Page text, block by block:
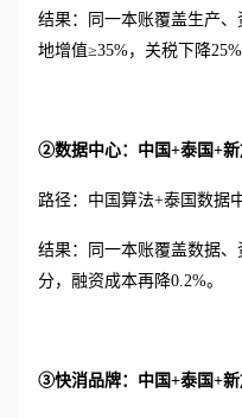
结果：同一本账覆盖生产
地增值≥35%，关税下降25%
②数据中心：中国+泰国+新
路径：中国算法+泰国数据
结果：同一本账覆盖数据、
分，融资成本再降0.2%。
③快消品牌：中国+泰国+